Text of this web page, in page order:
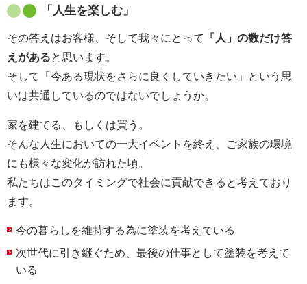
「人生を楽しむ」
その答えはお客様、そして我々にとって
「人」の数だけ答
えがあると思います。
そして「今ある現状をさらに良くしていきたい」という思
いは共通しているのではないでしょうか。
家を建てる、もしくは買う。
そんな人生においての一大イベントを終え、ご家族の環境
にも様々な変化が訪れた頃。
私たちはこのタイミングで社会に貢献できると考えており
ます。
今の暮らしを維持する為に塗装を考えている
次世代に引き継ぐため、最後の仕事として塗装を考えて
いる